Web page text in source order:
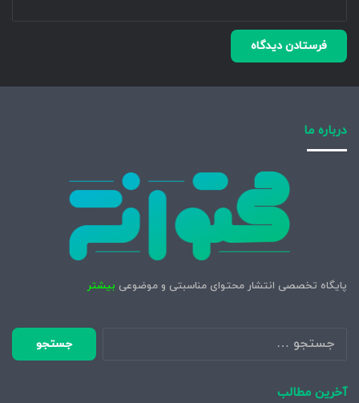
درباره ما
پایگاه تخصصی انتشار محتوای مناسبتی و موضوعی بیشتر
جستجو
برای:
آخرین مطالب